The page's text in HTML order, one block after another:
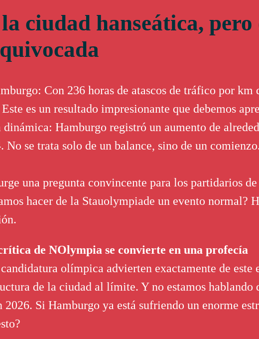
ciudad hanseática,
Con 236 horas de atascos de tráfico por
es un resultado impresionante que debemos
Hamburgo registró un aumento de
No se trata solo de un balance, sino de un
una pregunta convincente para los partidarios
hacer de la Stauolympiade un evento normal?
de NOlympia se convierte en una profecía
olímpica advierten exactamente de
de la ciudad al límite. Y no estamos hablando
Si Hamburgo ya está sufriendo un enorme